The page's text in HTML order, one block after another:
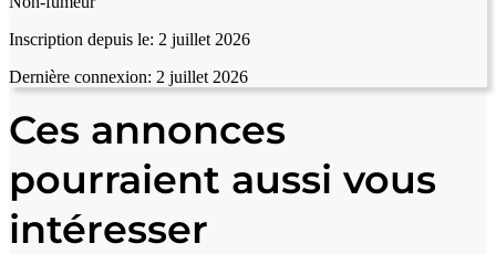
Inscription depuis le: 2 juillet 2026
Dernière connexion: 2 juillet 2026
Ces annonces
pourraient aussi vous
intéresser